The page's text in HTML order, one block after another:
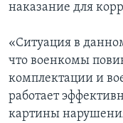
наказание для
«Ситуация в
что военкомы
комплектации и
работает
картины